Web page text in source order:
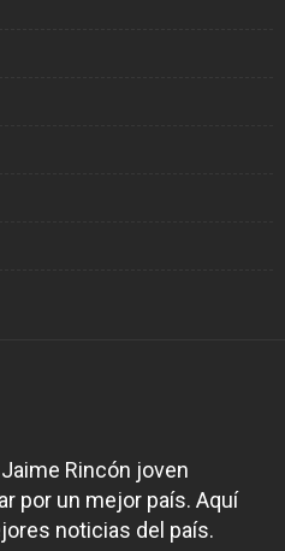
Rincón joven
por un mejor país. Aquí
noticias del país.